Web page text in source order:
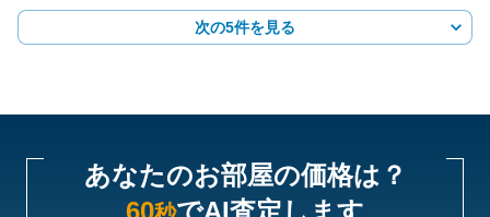
次の5件を見る
あなたのお部屋の価格は？
60
でAI査定します